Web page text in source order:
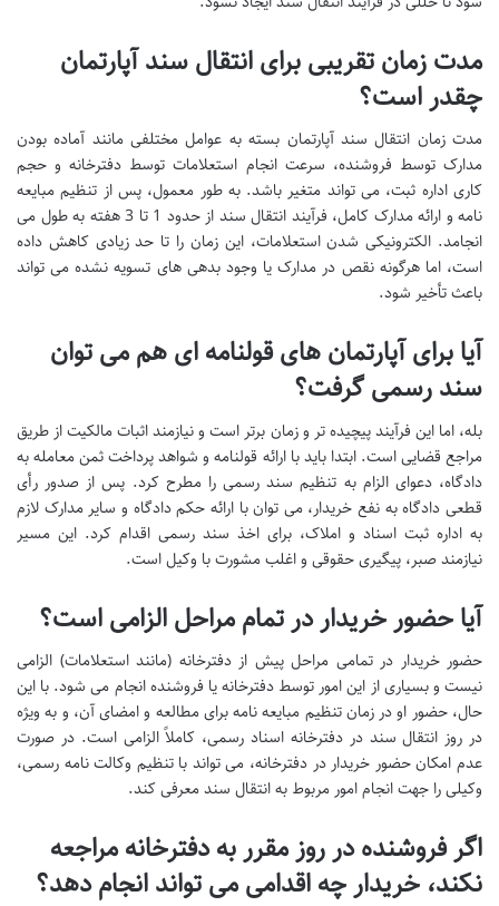
مدت زمان تقریبی برای انتقال سند آپارتمان
چقدر است؟
مدت زمان انتقال سند آپارتمان بسته به عوامل مختلفی مانند آماده بودن
مدارک توسط فروشنده، سرعت انجام استعلامات توسط دفترخانه و حجم
کاری اداره ثبت، می تواند متغیر باشد. به طور معمول، پس از تنظیم مبایعه
نامه و ارائه مدارک کامل، فرآیند انتقال سند از حدود 1 تا 3 هفته به طول می
انجامد. الکترونیکی شدن استعلامات، این زمان را تا حد زیادی کاهش داده
است، اما هرگونه نقص در مدارک یا وجود بدهی های تسویه نشده می تواند
باعث تأخیر شود.
آیا برای آپارتمان های قولنامه ای هم می توان
سند رسمی گرفت؟
بله، اما این فرآیند پیچیده تر و زمان برتر است و نیازمند اثبات مالکیت از طریق
مراجع قضایی است. ابتدا باید با ارائه قولنامه و شواهد پرداخت ثمن معامله به
دادگاه، دعوای الزام به تنظیم سند رسمی را مطرح کرد. پس از صدور رأی
قطعی دادگاه به نفع خریدار، می توان با ارائه حکم دادگاه و سایر مدارک لازم
به اداره ثبت اسناد و املاک، برای اخذ سند رسمی اقدام کرد. این مسیر
نیازمند صبر، پیگیری حقوقی و اغلب مشورت با وکیل است.
آیا حضور خریدار در تمام مراحل الزامی است؟
حضور خریدار در تمامی مراحل پیش از دفترخانه (مانند استعلامات) الزامی
نیست و بسیاری از این امور توسط دفترخانه یا فروشنده انجام می شود. با این
حال، حضور او در زمان تنظیم مبایعه نامه برای مطالعه و امضای آن، و به ویژه
در روز انتقال سند در دفترخانه اسناد رسمی، کاملاً الزامی است. در صورت
عدم امکان حضور خریدار در دفترخانه، می تواند با تنظیم وکالت نامه رسمی،
وکیلی را جهت انجام امور مربوط به انتقال سند معرفی کند.
اگر فروشنده در روز مقرر به دفترخانه مراجعه
نکند، خریدار چه اقدامی می تواند انجام دهد؟